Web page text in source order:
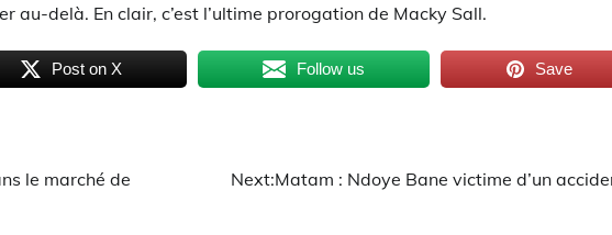
au-delà. En clair, c’est l’ultime prorogation de Macky Sall.
Post on X Follow us Save
le marché de
Next:Matam : Ndoye Bane victime d’un